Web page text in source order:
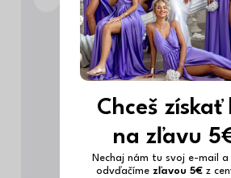
Chceš získať
na zľavu
Nechaj nám tu svoj e-mail
odvďačíme zľavou 5€ z